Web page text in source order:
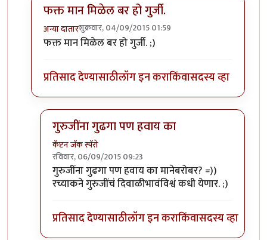
फक्त मान मिळेल बर हो गुर्जी.
अन्या दातारशुक्रवार, 04/09/2015 01:59
In reply toमी पयला... देणार देनार..
फक्त मान मिळेल बर हो गुर्जी. ;)
प्रतिसाद देण्यासाठीलॉग इन कराकिंवासदस्य व्हा
गुरुजींना गुढगा पण हवाय का
कॅप्टन जॅक स्पॅरो
रविवार, 06/09/2015 09:23
In reply toफक्त मान मिळेल बर हो गुर्जी. by
गुरुजींना गुढगा पण हवाय का मानेबरोबर? =))
रच्याकने गुरुजींचं दिवाळीभावंविश्वं कधी येणार. ;)
प्रतिसाद देण्यासाठीलॉग इन कराकिंवासदस्य व्हा